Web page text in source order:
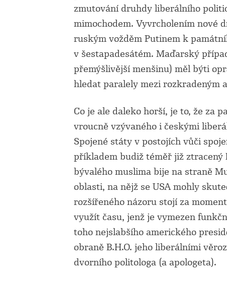
zmutování druhdy liberálního
mimochodem. Vyvrcholením nové
ruským vožděm Putinem k
v šestapadesátém. Maďarský
přemýšlivější menšinu) měl býti
hledat paralely mezi rozkradeným
Co je ale daleko horší, je to, že za
vroucně vzývaného i českými
Spojené státy v postojích vůči
příkladem budiž téměř již ztracený
bývalého muslima bije na straně
oblasti, na nějž se USA mohly
rozšířeného názoru stojí za
využít času, jenž je vymezen
toho nejslabšího amerického
obraně B.H.O. jeho liberálními
dvorního politologa (a apologeta).